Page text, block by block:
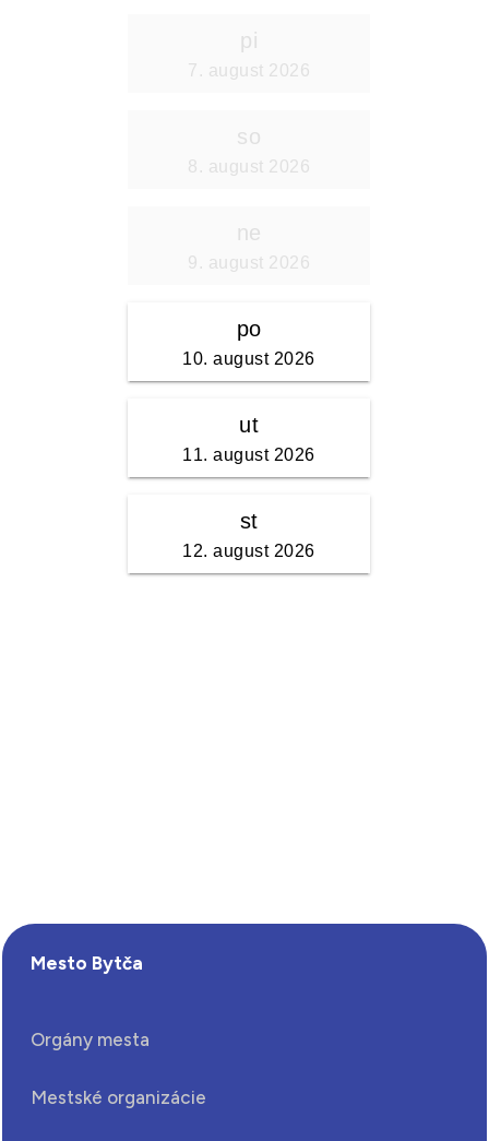
Mesto Bytča
Orgány mesta
Mestské organizácie